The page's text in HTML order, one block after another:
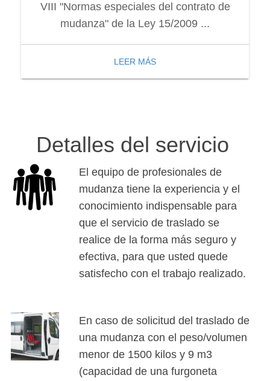
VIII "Normas especiales del contrato de
mudanza" de la Ley 15/2009 ...
LEER MÁS
Detalles del servicio
El equipo de profesionales de
mudanza tiene la experiencia y el
conocimiento indispensable para
que el servicio de traslado se
realice de la forma más seguro y
efectiva, para que usted quede
satisfecho con el trabajo realizado.
En caso de solicitud del traslado de
una mudanza con el peso/volumen
menor de 1500 kilos y 9 m3
(capacidad de una furgoneta